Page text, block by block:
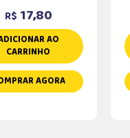
R$ 17,80
AO
CARRINHO
AGORA